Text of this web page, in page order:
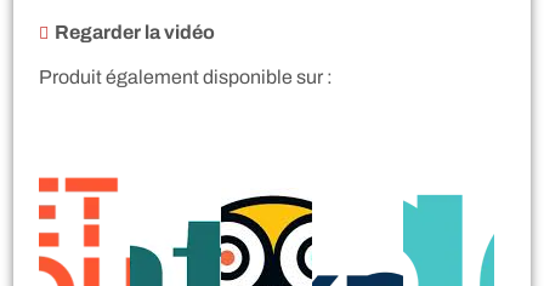
Regarder la vidéo
Produit également disponible sur :